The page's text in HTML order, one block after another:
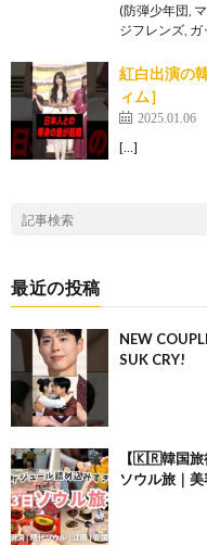
(防弾少年団,
ジフレンズ,
紅白出演の
ィム］
2025.01.06
[…]
最近の投稿
NEW
SUK CRY!
【🇰🇷韓国旅
ソウル旅｜